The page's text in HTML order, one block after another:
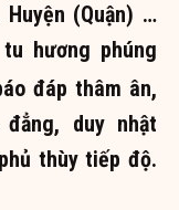
(Quận) …
hương phúng
đáp thâm ân,
duy nhật
thùy tiếp độ.